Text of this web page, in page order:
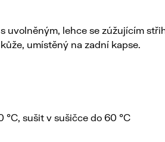
lehce se zúžujícím
umístěný na zadní kapse.
sušit v sušičce do 60 °C